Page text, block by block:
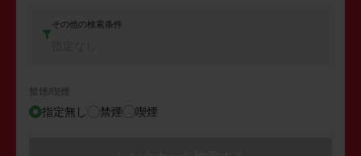
その他の検索条件
禁煙/喫煙
指定無し 禁煙 喫煙